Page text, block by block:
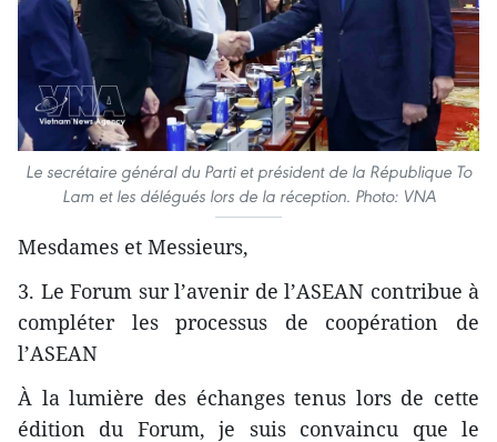
Le secrétaire général du Parti et président de la République To
Lam et les délégués lors de la réception. Photo: VNA
Mesdames et Messieurs,
3. Le Forum sur l’avenir de l’ASEAN contribue à
compléter les processus de coopération de
l’ASEAN
À la lumière des échanges tenus lors de cette
édition du Forum, je suis convaincu que le